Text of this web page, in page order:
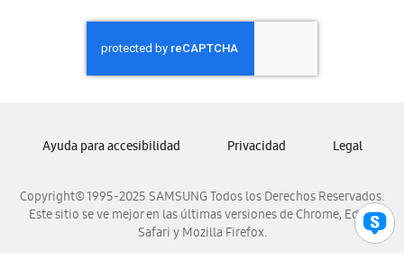
Samsung Honduras
Samsung Nicaragua
Samsung Panamá
Samsung Venezuela
Copyright© 1995-2025 SAMSUNG Todos los Derechos Reservados.
Este sitio se ve mejor en las últimas versiones de Chrome, Edge,
Safari y Mozilla Firefox.
Ayuda para accesibilidad Privacidad Legal